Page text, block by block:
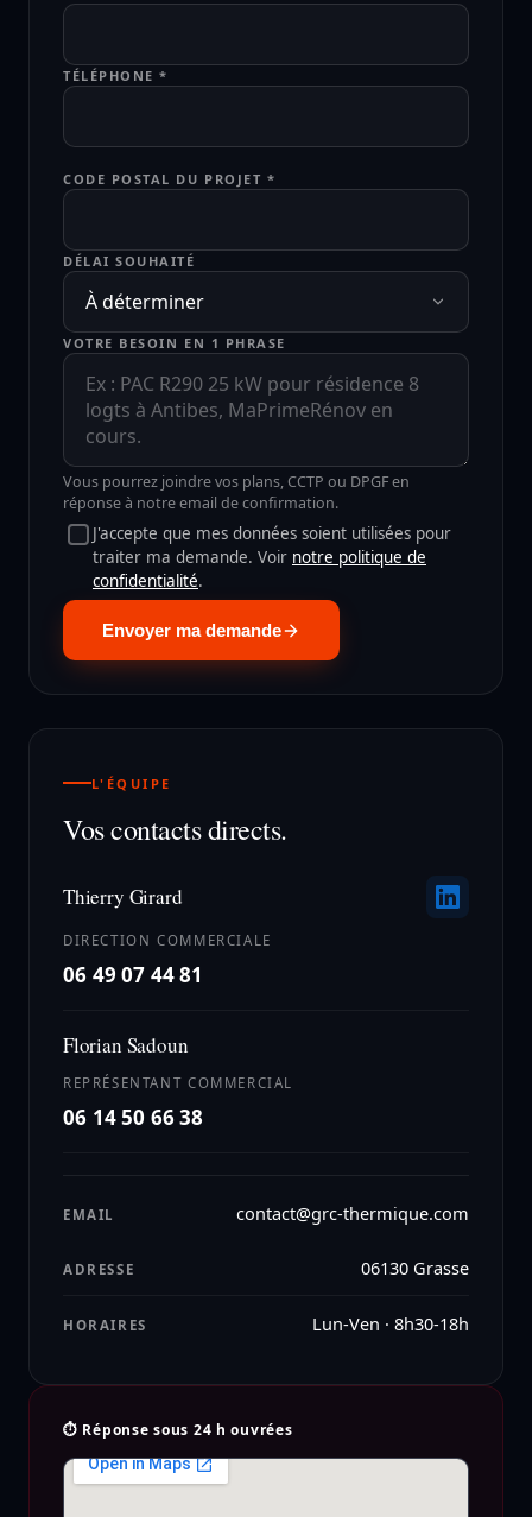
TÉLÉPHONE *
CODE POSTAL DU PROJET *
DÉLAI SOUHAITÉ
VOTRE BESOIN EN 1 PHRASE
Vous pourrez joindre vos plans, CCTP ou DPGF en
réponse à notre email de confirmation.
J'accepte que mes données soient utilisées pour
traiter ma demande. Voir notre politique de
confidentialité.
Envoyer ma demande
L'ÉQUIPE
Vos contacts directs.
Thierry Girard
DIRECTION COMMERCIALE
06 49 07 44 81
Florian Sadoun
REPRÉSENTANT COMMERCIAL
06 14 50 66 38
EMAIL contact@grc-thermique.com
ADRESSE 06130 Grasse
HORAIRES Lun-Ven · 8h30-18h
⏱ Réponse sous 24 h ouvrées